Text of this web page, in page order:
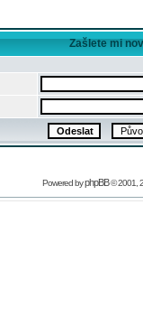
Zašlete mi
Powered byphpBB© 2001,